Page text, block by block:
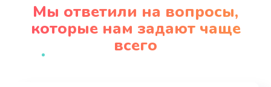
Заказать
Замена кнопки
Мы ответили на вопросы,
которые нам задают чаще
всего